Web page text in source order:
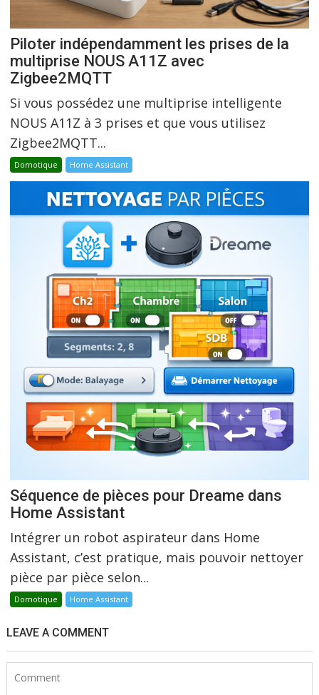
Piloter indépendamment les prises de la
multiprise NOUS A11Z avec
Zigbee2MQTT
Si vous possédez une multiprise intelligente
NOUS A11Z à 3 prises et que vous utilisez
Zigbee2MQTT...
Domotique Home Assistant
Séquence de pièces pour Dreame dans
Home Assistant
Intégrer un robot aspirateur dans Home
Assistant, c’est pratique, mais pouvoir nettoyer
pièce par pièce selon...
Domotique Home Assistant
LEAVE A COMMENT